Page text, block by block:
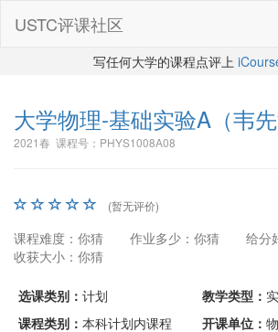
USTC评课社区
写任何大学的课程点评上
大学物理-基础实验A （韦
2021春 课程号：PHYS1008A08
(暂无评价)
课程难度：你猜 作业多少：你猜
给分
收获大小：你猜
选课类别： 计划 教学类型：
课程类别： 本科计划内课程 开课单位：